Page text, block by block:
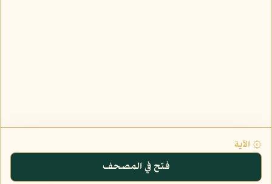
۞ الآية
فتح في المصحف